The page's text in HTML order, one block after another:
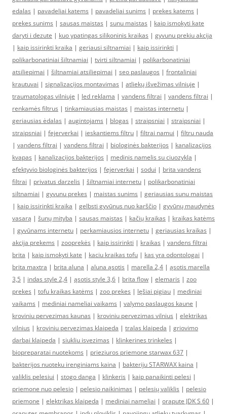
edalas | pavadeliai katems | pavadeliai sunims | prekes katems |
prekes sunims | sausas maistas | sunu maistas | kaip ismokyti kate
daryti i dezute | kuo ypatingas silikoninis kraikas | gyvunu prekiu akcija
| kaip issirinkti kraika | geriausi siltnamiai | kaip issirinkti |
polikarbonatiniai šiltnamiai | tvirti siltnamiai | polikarbonatiniai
atsiliepimai | šiltnamiai atsiliepimai | seo paslaugos | frontaliniai
krautuvai | signalizacijos montavimas | atliekų išvežimas vilniuje |
traumatologas vilniuje | led reklama | vandens filtrai | vandens filtrai |
renkamės filtrus | tinkamiausias maistas | maistas internetu |
geriausias ėdalas | augintojams | blogas | straipsniai | straipsniai |
straipsniai | fejerverkai | ieskantiems filtru | filtrai namui | filtru nauda
| vandens filtrai | vandens filtrai | biologinės bakterijos | kanalizacijos
kvapas | kanalizacijos bakterijos | medinis namelis su ciuozykla |
efektyvio biologinės bakterijos | fejerverkai | sodui | brita vandens
filtrai | privatus darzelis | šiltnamiai internetu | polikarbonatiniai
siltnamiai | gyvunu prekes | maistas sunims | geriausias sunu maistas
| kaip issirinkti kraika | gelbsti gyvūnus nuo karščio | gyvūnų maudynės
vasarą | šunų mityba | sausas maistas | kačių kraikas | kraikas katėms
| gyvūnams internetu | perkamiausios internetu | geriausias kraikas |
akcija prekems | zooprekės | kaip issirinkti | kraikas | vandens filtrai
brita | kaip ismokyti kate | kaciu kraikas tofu | kas yra odontologai |
brita maxtra | brita aluna | aluna ąsotis | marella 2,4 | ąsotis marella
3,5 | indas style 2,4 | ąsotis style 3,6 | brita flow | elemaris | zoo
prekes | tofu kraikas katėms | zoo prekes | lęšiai pigiau | mediniai
vaikams | mediniai nameliai vaikams | valymo paslaugos kaune |
kroviniu pervezimas kaunas | kroviniu pervezimas vilnius | elektrikas
vilnius | kroviniu pervezimas klaipeda | tralas klaipeda | griovimo
darbai klaipeda | siukliu isvezimas | klinkerines trinkeles |
biopreparatai nuotekoms | prieziuros priemone starwax 637 |
bakterijos nuoteku irenginiams kaina | bakteriju STARWAX kaina |
valiklis pelesiui | stogo danga | klinkeris | kaip panaikinti pelesi |
priemone nuo pelesio | pelesio naikinimas | pelesių valiklis | pelesio
priemone | elektrikas klaipeda | mediniai nameliai | orapute JDK S 60 |